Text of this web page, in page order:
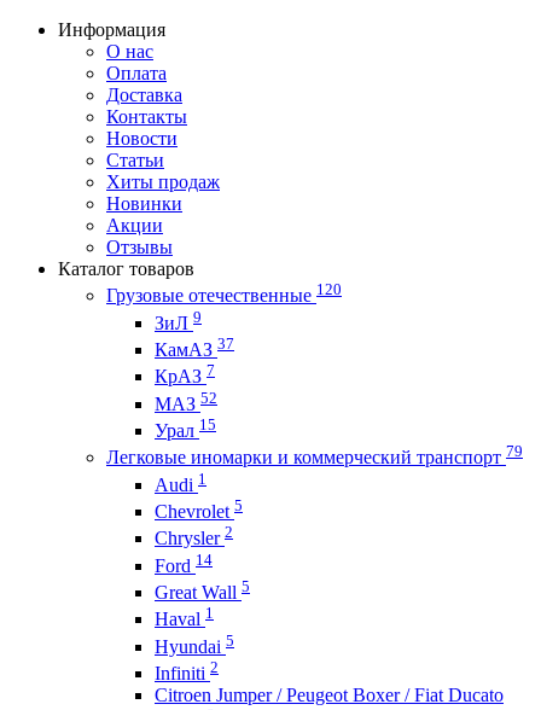
Информация
О нас
Оплата
Доставка
Контакты
Новости
Статьи
Хиты продаж
Новинки
Акции
Отзывы
Каталог товаров
Грузовые отечественные 120
ЗиЛ 9
КамАЗ 37
КрАЗ 7
МАЗ 52
Урал 15
Легковые иномарки и коммерческий транспорт 79
Audi 1
Chevrolet 5
Chrysler 2
Ford 14
Great Wall 5
Haval 1
Hyundai 5
Infiniti 2
Citroen Jumper / Peugeot Boxer / Fiat Ducato